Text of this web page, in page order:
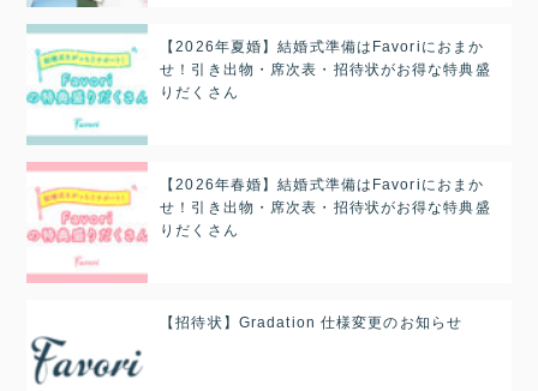
【2026年夏婚】結婚式準備はFavoriにおまか
せ！引き出物・席次表・招待状がお得な特典盛
りだくさん
【2026年春婚】結婚式準備はFavoriにおまか
せ！引き出物・席次表・招待状がお得な特典盛
りだくさん
【招待状】Gradation 仕様変更のお知らせ